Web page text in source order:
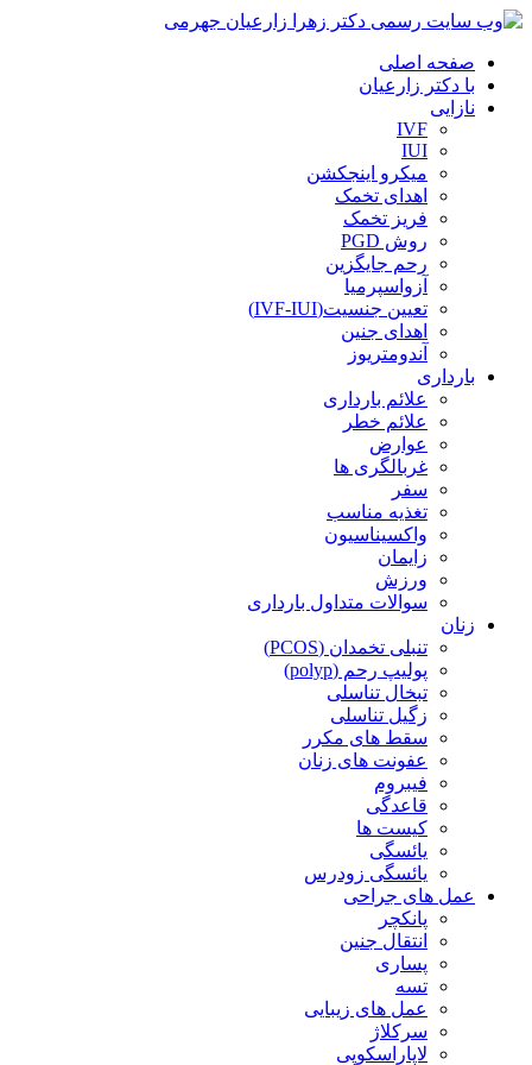
صفحه اصلی
با دکتر زارعیان
نازایی
IVF
IUI
میکرو اینجکشن
اهدای تخمک
فریز تخمک
روش PGD
رحم جایگزین
آزواسپرمیا
تعیین جنسیت(IVF-IUI)
اهدای جنین
آندومتریوز
بارداری
علائم بارداری
علائم خطر
عوارض
غربالگری ها
سفر
تغذیه مناسب
واکسیناسیون
زایمان
ورزش
سوالات متداول بارداری
زنان
تنبلی تخمدان (PCOS)
پولیپ رحم (polyp)
تبخال تناسلی
زگیل تناسلی
سقط های مکرر
عفونت های زنان
فیبروم
قاعدگی
کیست ها
یائسگی
یائسگی زودرس
عمل های جراحی
پانکچر
انتقال جنین
پساری
تسه
عمل های زیبایی
سرکلاژ
لاپاراسکوپی